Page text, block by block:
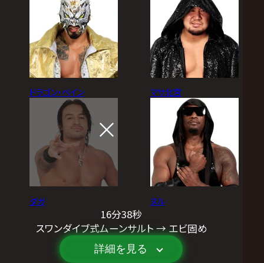
ドラゴン・ベイン
ダガ
マサ北宮
ヌル
16分38秒
スワンダイブ式ムーンサルト → エビ固め
詳細を見る